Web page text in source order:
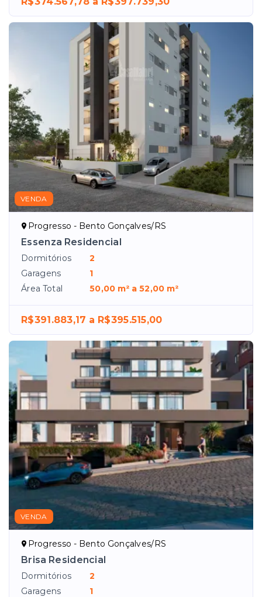
VENDA
Progresso - Bento Gonçalves/RS
Essenza Residencial
Dormitórios
2
Garagens
1
Área Total
50,00 m² a 52,00 m²
R$391.883,17 a R$395.515,00
VENDA
Progresso - Bento Gonçalves/RS
Brisa Residencial
Dormitórios
2
Garagens
1